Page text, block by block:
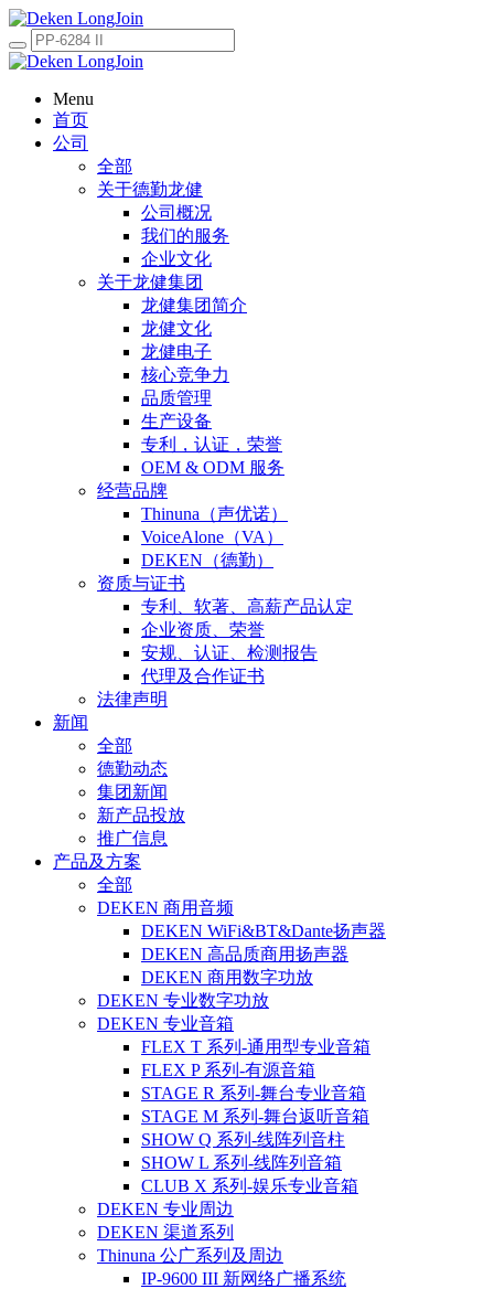
Menu
首页
公司
全部
关于德勤龙健
公司概况
我们的服务
企业文化
关于龙健集团
龙健集团简介
龙健文化
龙健电子
核心竞争力
品质管理
生产设备
专利，认证，荣誉
OEM & ODM 服务
经营品牌
Thinuna（声优诺）
VoiceAlone（VA）
DEKEN（德勤）
资质与证书
专利、软著、高薪产品认定
企业资质、荣誉
安规、认证、检测报告
代理及合作证书
法律声明
新闻
全部
德勤动态
集团新闻
新产品投放
推广信息
产品及方案
全部
DEKEN 商用音频
DEKEN WiFi&BT&Dante扬声器
DEKEN 高品质商用扬声器
DEKEN 商用数字功放
DEKEN 专业数字功放
DEKEN 专业音箱
FLEX T 系列-通用型专业音箱
FLEX P 系列-有源音箱
STAGE R 系列-舞台专业音箱
STAGE M 系列-舞台返听音箱
SHOW Q 系列-线阵列音柱
SHOW L 系列-线阵列音箱
CLUB X 系列-娱乐专业音箱
DEKEN 专业周边
DEKEN 渠道系列
Thinuna 公广系列及周边
IP-9600 III 新网络广播系统